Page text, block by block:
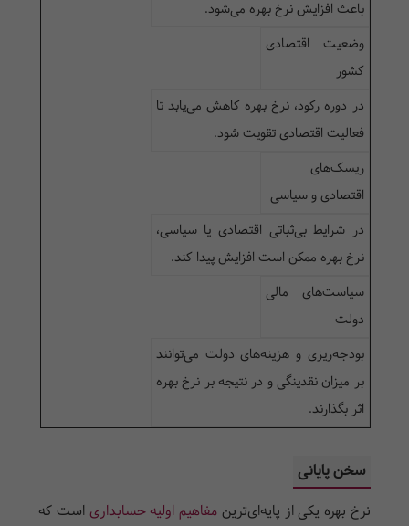
باعث افزایش نرخ بهره می‌شود.
وضعیت اقتصادی
کشور
در دوره رکود، نرخ بهره کاهش می‌یابد تا
فعالیت اقتصادی تقویت شود.
ریسک‌های
اقتصادی و سیاسی
در شرایط بی‌ثباتی اقتصادی یا سیاسی،
نرخ بهره ممکن است افزایش پیدا کند.
سیاست‌های مالی
دولت
بودجه‌ریزی و هزینه‌های دولت می‌توانند
بر میزان نقدینگی و در نتیجه بر نرخ بهره
اثر بگذارند.
سخن پایانی
نرخ بهره یکی از پایه‌ای‌ترین مفاهیم اولیه حسابداری است که